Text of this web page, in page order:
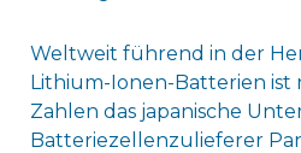
Weltweit führend in der
Lithium-Ionen-Batterien ist
Zahlen das japanische
Batteriezellenzulieferer